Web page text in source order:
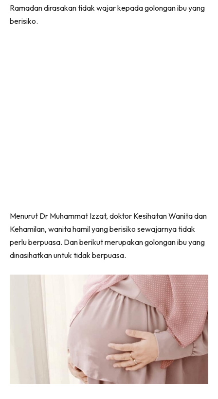
Ramadan dirasakan tidak wajar kepada golongan ibu yang
berisiko.
Menurut Dr Muhammat Izzat, doktor Kesihatan Wanita dan
Kehamilan, wanita hamil yang berisiko sewajarnya tidak
perlu berpuasa. Dan berikut merupakan golongan ibu yang
dinasihatkan untuk tidak berpuasa.